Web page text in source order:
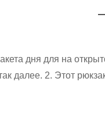
дня для на
далее. 2. Этот